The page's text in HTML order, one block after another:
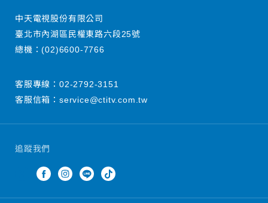
追蹤我們
中天電視股份有限公司
臺北市內湖區民權東路六段25號
總機：(02)6600-7766
客服專線： 02-2792-3151
客服信箱： service@ctitv.com.tw